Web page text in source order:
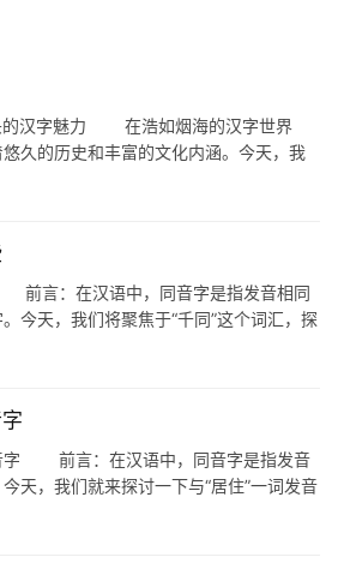
的汉字魅力 在浩如烟海的汉字世界
久的历史和丰富的文化内涵。今天，我
言：在汉语中，同音字是指发音相同
今天，我们将聚焦于“千同”这个词汇，探
前言：在汉语中，同音字是指发音
天，我们就来探讨一下与“居住”一词发音